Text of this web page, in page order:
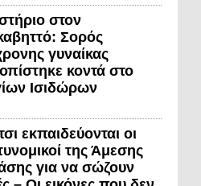
στον
Σορός
γυναίκας
κοντά στο
Ισιδώρων
εκπαιδεύονται οι
της Άμεσης
για να σώζουν